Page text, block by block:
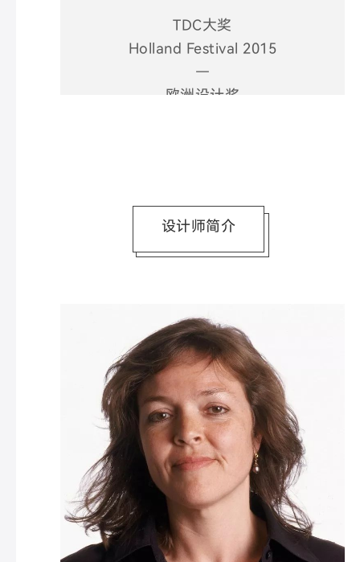
TDC大奖
Holland Festival 2015
—
欧洲设计奖
设计师简介